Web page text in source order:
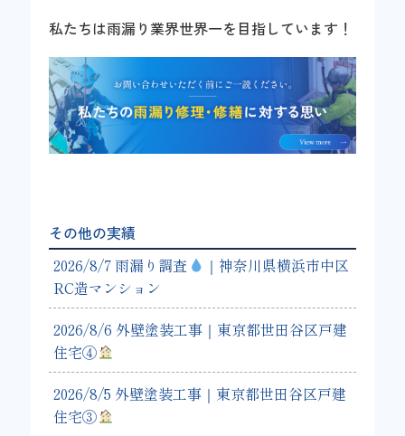
私たちは雨漏り業界世界一を目指しています！
その他の実績
2026/8/7 雨漏り調査
｜神奈川県横浜市中区
RC造マンション
2026/8/6 外壁塗装工事｜東京都世田谷区戸建
住宅④
2026/8/5 外壁塗装工事｜東京都世田谷区戸建
住宅③